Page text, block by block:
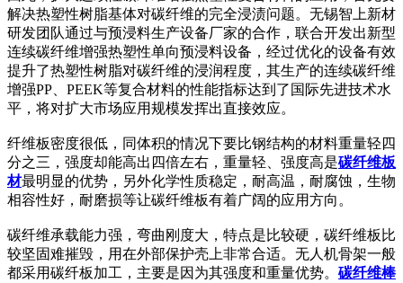
解决热塑性树脂基体对碳纤维的完全浸渍问题。无锡智上新材
研发团队通过与预浸料生产设备厂家的合作，联合开发出新型
连续碳纤维增强热塑性单向预浸料设备，经过优化的设备有效
提升了热塑性树脂对碳纤维的浸润程度，其生产的连续碳纤维
增强PP、PEEK等复合材料的性能指标达到了国际先进技术水
平，将对扩大市场应用规模发挥出直接效应。
纤维板密度很低，同体积的情况下要比钢结构的材料重量轻四
分之三，强度却能高出四倍左右，重量轻、强度高是碳纤维板
材最明显的优势，另外化学性质稳定，耐高温，耐腐蚀，生物
相容性好，耐磨损等让碳纤维板有着广阔的应用方向。
碳纤维承载能力强，弯曲刚度大，特点是比较硬，碳纤维板比
较坚固难摧毁，用在外部保护壳上非常合适。无人机骨架一般
都采用碳纤板加工，主要是因为其强度和重量优势。 碳纤维棒